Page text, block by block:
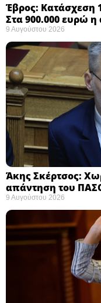
Έβρος: Κατάσχεση
Στα 900.000 ευρώ η
9 Αυγούστου 2026
Άκης Σκέρτσος:
απάντηση του
9 Αυγούστου 2026